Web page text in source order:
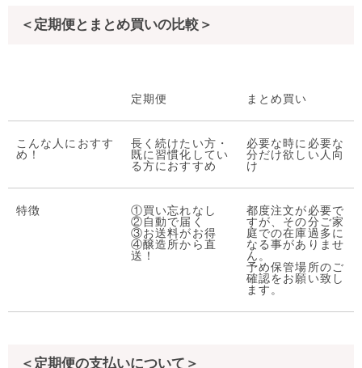
＜定期便とまとめ買いの比較＞
定期便 まとめ買い
こんな人におすす
め！
長く続けたい方・
既に習慣化してい
る方におすすめ
必要な時に必要な
分だけ欲しい人向
け
特徴
①買い忘れなし
②自動で届く
③お送料がお得
④醸造所から直
送！
都度注文が必要で
すが、その分ご家
庭での在庫過多に
なる事がありませ
ん。
予め保管場所のご
確認をお願い致し
ます。
＜定期便の支払いについて＞